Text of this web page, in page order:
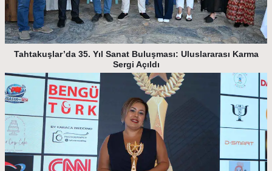
Tahtakuşlar’da 35. Yıl Sanat Buluşması: Uluslararası Karma
Sergi Açıldı